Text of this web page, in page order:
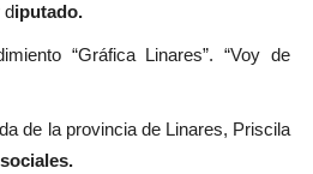
diputado.
“Gráfica Linares”. “Voy de
de la provincia de Linares, Priscila
sociales.